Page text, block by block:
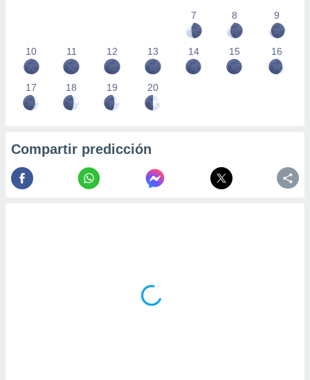
7
8 9
10 11 12 13 14 15 16
17 18 19 20
Compartir predicción